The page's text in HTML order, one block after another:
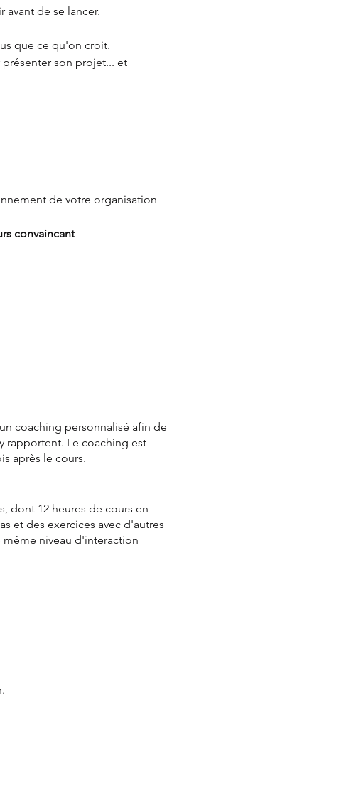
de se lancer.
que ce qu'on croit.
son projet... et
de votre organisation
convaincant
coaching personnalisé afin de
rapportent. Le coaching est
après le cours.
dont 12 heures de cours en
et des exercices avec d'autres
niveau d'interaction